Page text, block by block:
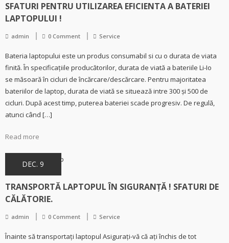
SFATURI PENTRU UTILIZAREA EFICIENTA A BATERIEI
LAPTOPULUI !
admin 0 Comment Service
Bateria laptopului este un produs consumabil si cu o durata de viata
finită. În specificațiile producătorilor, durata de viată a bateriile Li-Io
se măsoară în cicluri de încărcare/descărcare. Pentru majoritatea
bateriilor de laptop, durata de viată se situează intre 300 și 500 de
cicluri. După acest timp, puterea bateriei scade progresiv. De regulă,
atunci când […]
Read more
DEC. 9
TRANSPORTĂ LAPTOPUL ÎN SIGURANȚĂ ! SFATURI DE
CĂLĂTORIE.
admin 0 Comment Service
Înainte să transportați laptopul Asigurați-vă că ați închis de tot